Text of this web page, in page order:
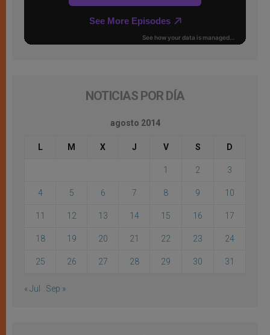
NOTICIAS POR DÍA
agosto 2014
L M X J V S D
1 2 3
4 5 6 7 8 9 10
11 12 13 14 15 16 17
18 19 20 21 22 23 24
25 26 27 28 29 30 31
« Jul Sep »